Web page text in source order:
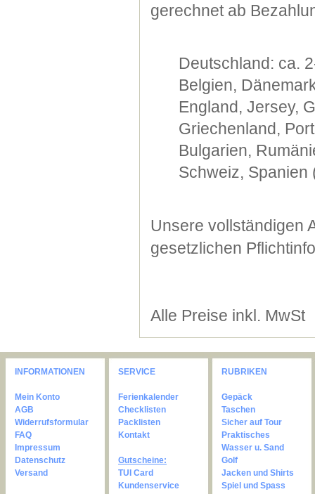
gerechnet ab
Deutschland: ca.
Belgien,
England, Jersey,
Griechenland,
Bulgarien,
Schweiz, Spanien
Unsere vollständigen
gesetzlichen
Alle Preise inkl. MwSt
INFORMATIONEN
Mein Konto
AGB
Widerrufsformular
FAQ
Impressum
Datenschutz
Versand
SERVICE
Ferienkalender
Checklisten
Packlisten
Kontakt
Gutscheine:
TUI Card
Kundenservice
RUBRIKEN
Gepäck
Taschen
Sicher auf Tour
Praktisches
Wasser u. Sand
Golf
Jacken und Shirts
Spiel und Spass